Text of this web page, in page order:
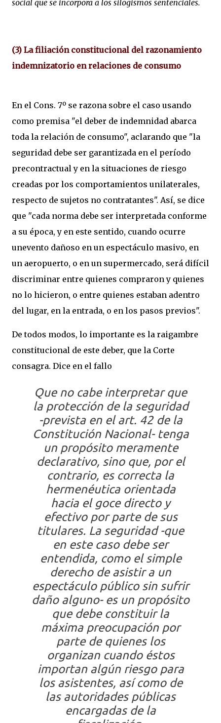
social que se incorpora a los silogismos sentenciales.
(3) La filiación constitucional del razonamiento
indemnizatorio en relaciones de consumo
En el Cons. 7º se razona sobre el caso usando
como premisa "el deber de indemnidad abarca
toda la relación de consumo", aclarando que "la
seguridad debe ser garantizada en el período
precontractual y en la situaciones de riesgo
creadas por los comportamientos unilaterales,
respecto de sujetos no contratantes". Así, se dice
que "cada norma debe ser interpretada conforme
a su época, y en este sentido, cuando ocurre
unevento dañoso en un espectáculo masivo, en
un aeropuerto, o en un supermercado, será difícil
discriminar entre quienes compraron y quienes
no lo hicieron, o entre quienes estaban adentro
del lugar, en la entrada, o en los pasos previos".
De todos modos, lo importante es la raigambre
constitucional de este deber, que la Corte
consagra. Dice en el fallo
Que no cabe interpretar que
la protección de la seguridad
-prevista en el art. 42 de la
Constitución Nacional- tenga
un propósito meramente
declarativo, sino que, por el
contrario, es correcta la
hermenéutica orientada
hacia el goce directo y
efectivo por parte de sus
titulares. La seguridad -que
en este caso debe ser
entendida, como el simple
derecho de asistir a un
espectáculo público sin sufrir
daño alguno- es un propósito
que debe constituir la
máxima preocupación por
parte de quienes los
organizan cuando éstos
importan algún riesgo para
los asistentes, así como de
las autoridades públicas
encargadas de la